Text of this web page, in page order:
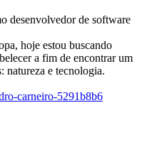
desenvolvedor de software
hoje estou buscando
a fim de encontrar um
natureza e tecnologia.
carneiro-5291b8b6